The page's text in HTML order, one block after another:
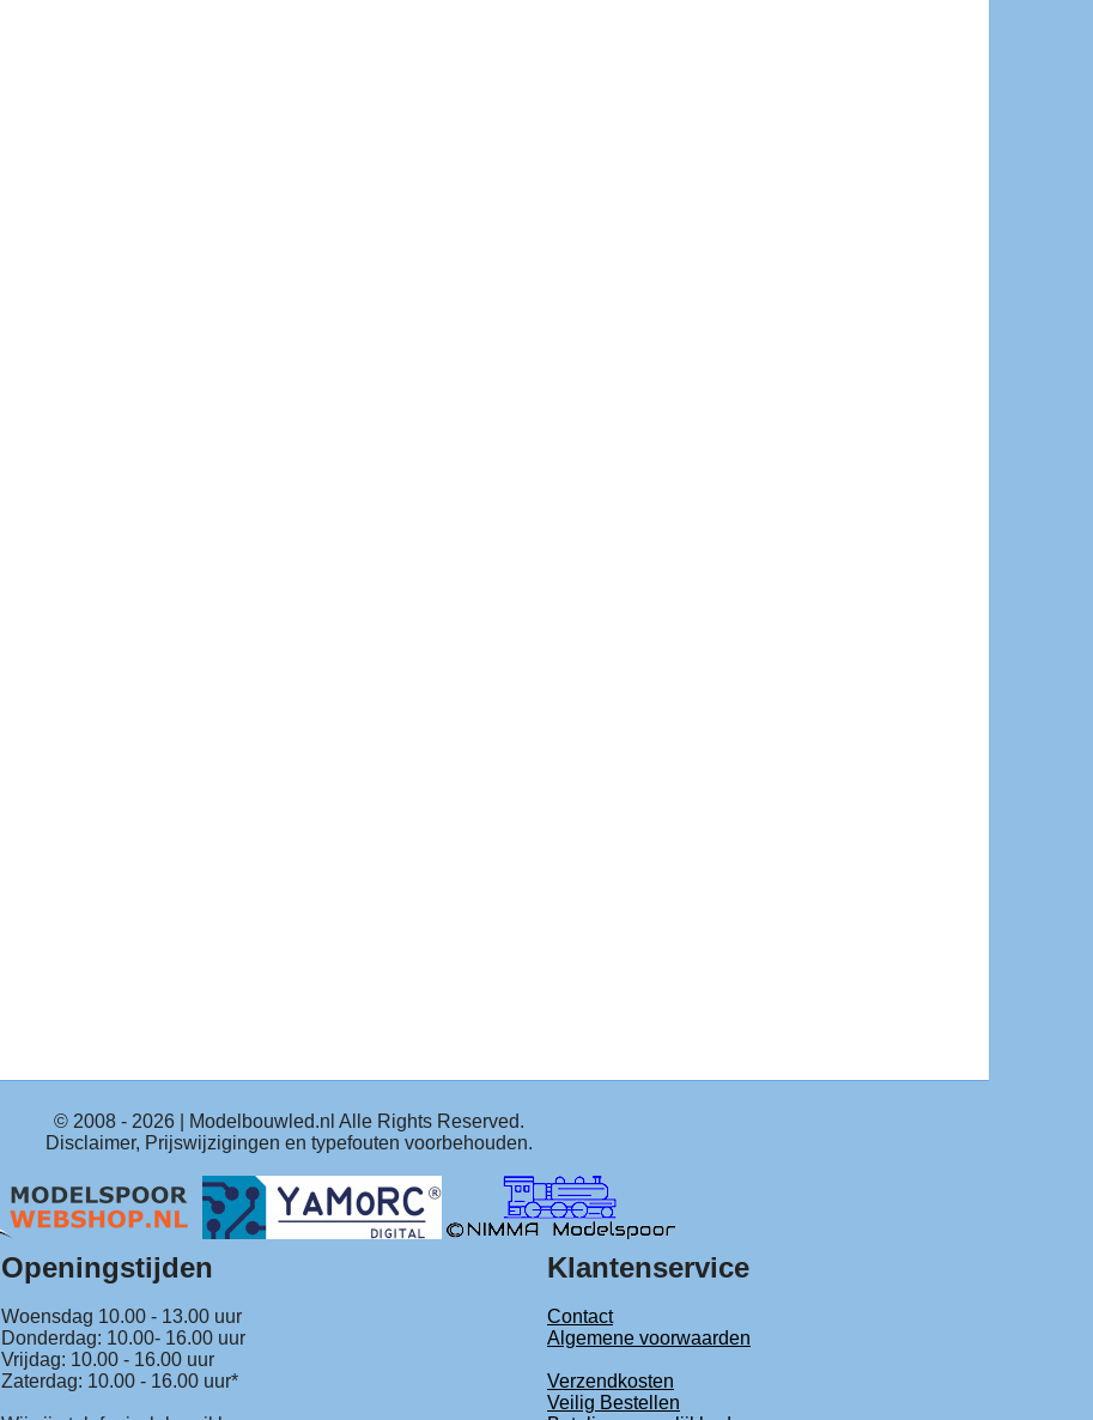
© 2008 - 2026| Modelbouwled.nl Alle Rights Reserved.
Disclaimer, Prijswijzigingen en typefouten voorbehouden.
Openingstijden Klantenservice
Woensdag 10.00 - 13.00 uur
Contact
Donderdag: 10.00- 16.00 uur
Algemene voorwaarden
Vrijdag: 10.00 - 16.00 uur
Zaterdag: 10.00 - 16.00 uur*
Verzendkosten
Veilig Bestellen